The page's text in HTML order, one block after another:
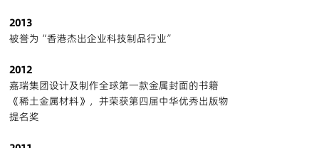
2013
被誉为“香港杰出企业科技制品行业”
2012
嘉瑞集团设计及制作全球第一款金属封面的书籍
《稀土金属材料》，并荣获第四届中华优秀出版物
提名奖